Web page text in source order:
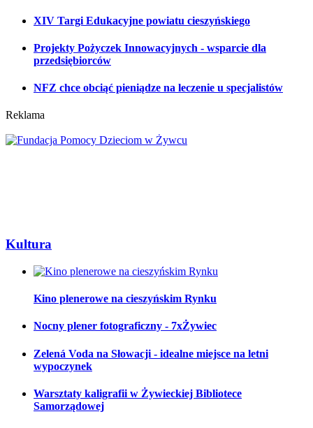
XIV Targi Edukacyjne powiatu cieszyńskiego
Projekty Pożyczek Innowacyjnych - wsparcie dla
przedsiębiorców
NFZ chce obciąć pieniądze na leczenie u specjalistów
Reklama
Kultura
Kino plenerowe na cieszyńskim Rynku
Nocny plener fotograficzny - 7xŻywiec
Zelená Voda na Słowacji - idealne miejsce na letni
wypoczynek
Warsztaty kaligrafii w Żywieckiej Bibliotece
Samorządowej